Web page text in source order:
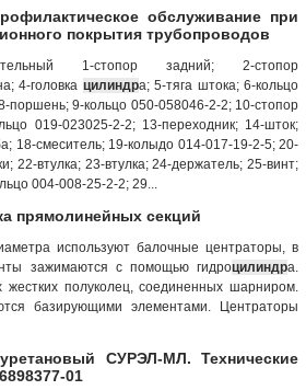
обслуживание при
покрытия трубопроводов
1-стопор задний; 2-стопор
4-головка цилиндра; 5-тяга штока; 6-кольцо
поршень; 9-кольцо 050-058046-2-2; 10-стопор
019-023025-2-2; 13-переходник; 14-шток;
18-смеситель; 19-колыдо 014-017-19-2-5; 20-
22-втулка; 23-втулка; 24-держатель; 25-винт;
004-008-25-2-2; 29...
прямолинейных секций
используют балочные центраторы, в
зажимаются с помощью гидроцилиндра.
жестких полуколец, соединенных шарниром.
базирующими элементами. Центраторы
СУРЭЛ-МЛ. Технические
01